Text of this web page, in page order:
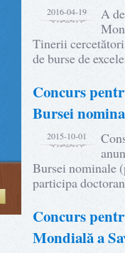
2016-04-19
A
Tinerii
de burse de
Concurs
Bursei
2015-10-01
Bursei nominale
participa
Concurs
Mondială a